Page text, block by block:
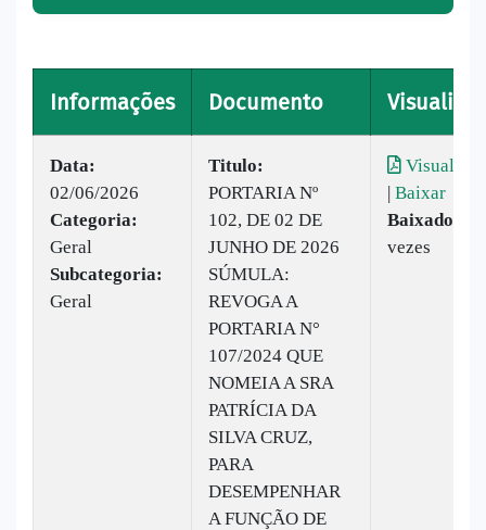
Informações Documento Visualizar
Data:
02/06/2026
Categoria:
Geral
Subcategoria:
Geral
Titulo:
PORTARIA Nº
102, DE 02 DE
JUNHO DE 2026
SÚMULA:
REVOGA A
PORTARIA N°
107/2024 QUE
NOMEIA A SRA
PATRÍCIA DA
SILVA CRUZ,
PARA
DESEMPENHAR
A FUNÇÃO DE
Visualizar
| Baixar
Baixado:
vezes